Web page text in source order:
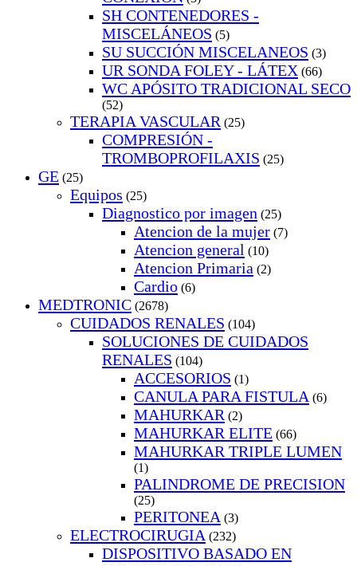
SH CONTENEDORES -
MISCELÁNEOS (5)
SU SUCCIÓN MISCELANEOS (3)
UR SONDA FOLEY - LÁTEX (66)
WC APÓSITO TRADICIONAL SECO
(52)
TERAPIA VASCULAR (25)
COMPRESIÓN -
TROMBOPROFILAXIS (25)
GE (25)
Equipos (25)
Diagnostico por imagen (25)
Atencion de la mujer (7)
Atencion general (10)
Atencion Primaria (2)
Cardio (6)
MEDTRONIC (2678)
CUIDADOS RENALES (104)
SOLUCIONES DE CUIDADOS
RENALES (104)
ACCESORIOS (1)
CANULA PARA FISTULA (6)
MAHURKAR (2)
MAHURKAR ELITE (66)
MAHURKAR TRIPLE LUMEN
(1)
PALINDROME DE PRECISION
(25)
PERITONEA (3)
ELECTROCIRUGIA (232)
DISPOSITIVO BASADO EN